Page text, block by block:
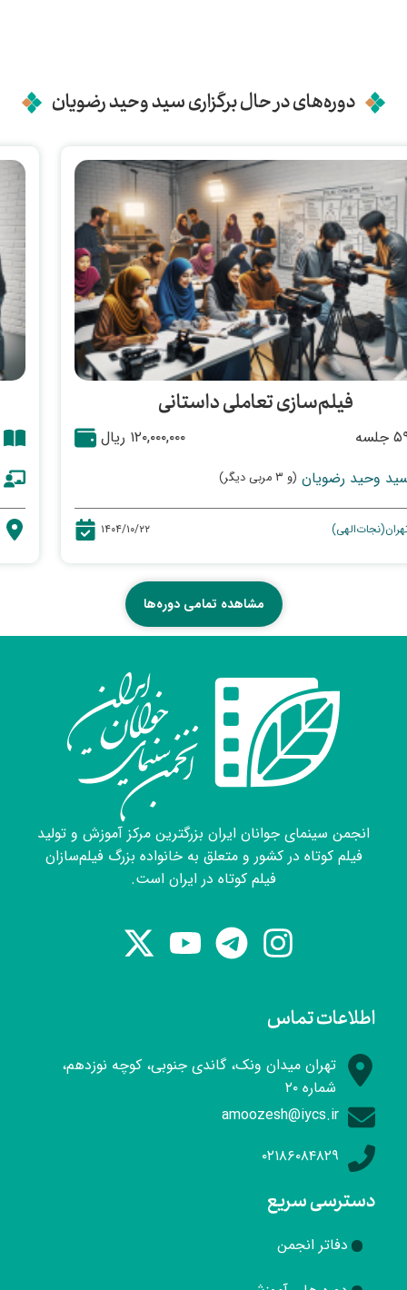
دوره‌های در حال برگزاری سید وحید رضویان
فیلم‌سازی تعاملی داستانی
۱۲۰,۰۰۰,۰۰۰ ریال
سید وحید رضویان
۱۴۰۴/۱۰/۲۲
مشاهده تمامی دوره‌ها
اطلاعات تماس
تهران میدان ونک، گاندی جنوبی، کوچه نوزدهم،
شماره ۲۰
amoozesh@iycs.ir
۰۲۱۸۶۰۸۴۸۲۹
انجمن سینمای جوانان ایران بزرگترین مرکز آموزش و تولید
فیلم کوتاه در کشور و متعلق به خانواده بزرگ فیلم‌سازان
فیلم کوتاه در ایران است.
دسترسی سریع
دفاتر انجمن